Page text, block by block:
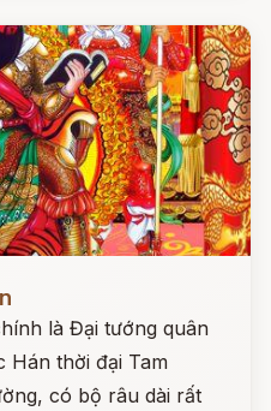
là Đại tướng quân
Hán thời đại Tam
có bộ râu dài rất